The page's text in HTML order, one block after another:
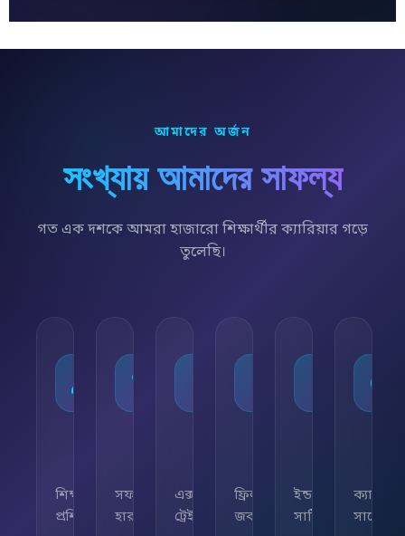
আমাদের অর্জন
সংখ্যায় আমাদের সাফল্য
গত এক দশকে আমরা হাজারো শিক্ষার্থীর ক্যারিয়ার গড়ে
তুলেছি।
শিক্ষার্থী
প্রশিক্ষিত
সফলতার
হার
এক্সপার্ট
ট্রেইনার
ফ্রিল্যান্সিং
জব
ইন্ডাস্ট্রি
সার্টিফিকেট
ক্যারিয়ার
সাপোর্ট